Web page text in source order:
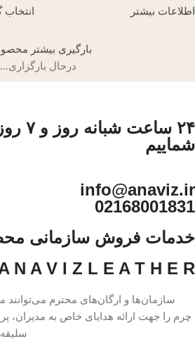
اطلاعات بیشتر
انتخاب
بارگیری بیشتر
درحال بارگزاری...
۲۴
شماییم
info@anaviz.ir
02168001831
خدمات فروش سازمانی
N A V I Z L E A T H E R
سازمان‌ها و ارگان‌های محترم می‌توانند
چرم را جهت ارائه هدایای خاص به مدیران،